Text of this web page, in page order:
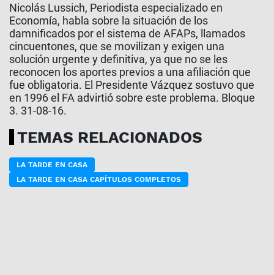
Nicolás Lussich, Periodista especializado en
Economía, habla sobre la situación de los
damnificados por el sistema de AFAPs, llamados
cincuentones, que se movilizan y exigen una
solución urgente y definitiva, ya que no se les
reconocen los aportes previos a una afiliación que
fue obligatoria. El Presidente Vázquez sostuvo que
en 1996 el FA advirtió sobre este problema. Bloque
3. 31-08-16.
TEMAS RELACIONADOS
LA TARDE EN CASA
LA TARDE EN CASA CAPÍTULOS COMPLETOS